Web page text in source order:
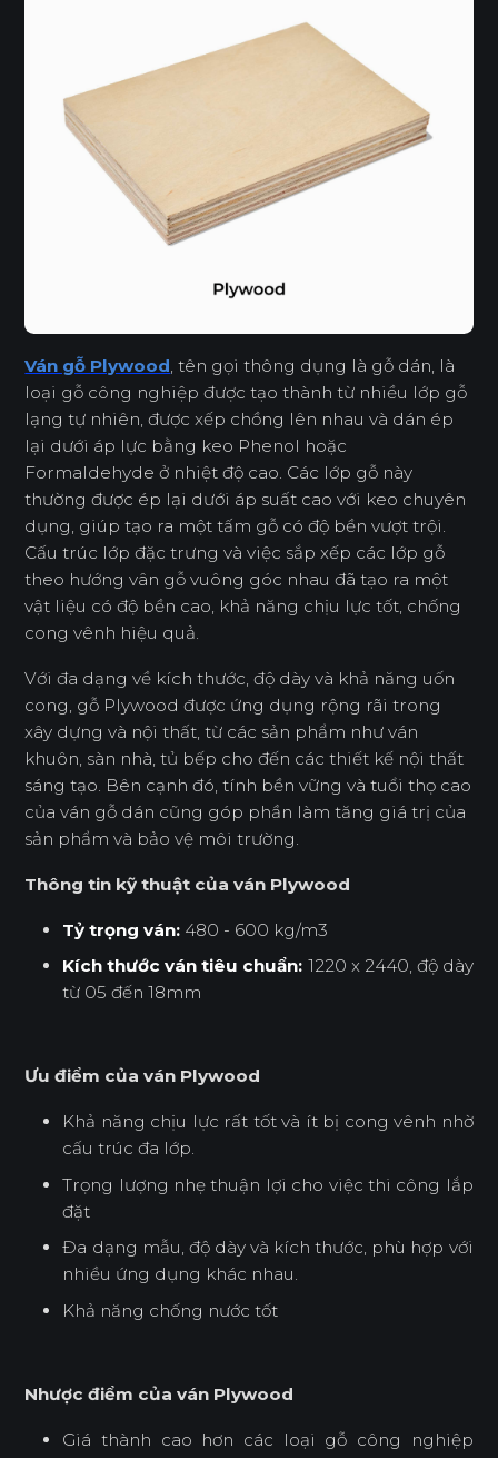
Ván gỗ Plywood , tên gọi thông dụng là gỗ dán, là
loại gỗ công nghiệp được tạo thành từ nhiều lớp gỗ
lạng tự nhiên, được xếp chồng lên nhau và dán ép
lại dưới áp lực bằng keo Phenol hoặc
Formaldehyde ở nhiệt độ cao. Các lớp gỗ này
thường được ép lại dưới áp suất cao với keo chuyên
dụng, giúp tạo ra một tấm gỗ có độ bền vượt trội.
Cấu trúc lớp đặc trưng và việc sắp xếp các lớp gỗ
theo hướng vân gỗ vuông góc nhau đã tạo ra một
vật liệu có độ bền cao, khả năng chịu lực tốt, chống
cong vênh hiệu quả.
Với đa dạng về kích thước, độ dày và khả năng uốn
cong, gỗ Plywood được ứng dụng rộng rãi trong
xây dựng và nội thất, từ các sản phẩm như ván
khuôn, sàn nhà, tủ bếp cho đến các thiết kế nội thất
sáng tạo. Bên cạnh đó, tính bền vững và tuổi thọ cao
của ván gỗ dán cũng góp phần làm tăng giá trị của
sản phẩm và bảo vệ môi trường.
Thông tin kỹ thuật của ván Plywood
Tỷ trọng ván: 480 - 600 kg/m3
Kích thước ván tiêu chuẩn: 1220 x 2440, độ dày
từ 05 đến 18mm
Ưu điểm của ván Plywood
Khả năng chịu lực rất tốt và ít bị cong vênh nhờ
cấu trúc đa lớp.
Trọng lượng nhẹ thuận lợi cho việc thi công lắp
đặt
Đa dạng mẫu, độ dày và kích thước, phù hợp với
nhiều ứng dụng khác nhau.
Khả năng chống nước tốt
Nhược điểm của ván Plywood
Giá thành cao hơn các loại gỗ công nghiệp